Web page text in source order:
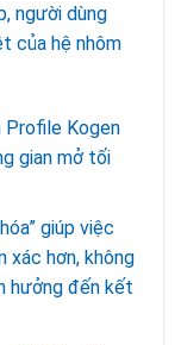
người dùng
của hệ nhôm
Kogen
gian mở tối
giúp việc
xác hơn, không
hưởng đến kết